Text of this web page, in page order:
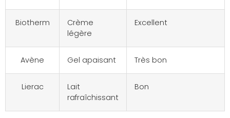
Biotherm
Crème
légère
Excellent
Avène Gel apaisant Très bon
Lierac
Lait
rafraîchissant
Bon